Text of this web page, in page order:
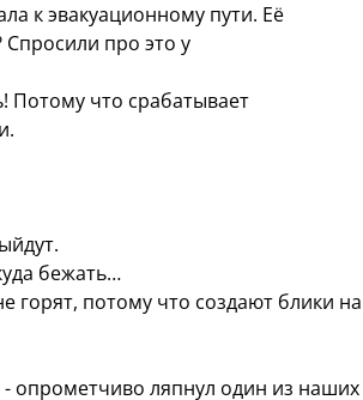
к эвакуационному пути. Её
Спросили про это у
Потому что срабатывает
бежать…
горят, потому что создают блики на
- опрометчиво ляпнул один из наших